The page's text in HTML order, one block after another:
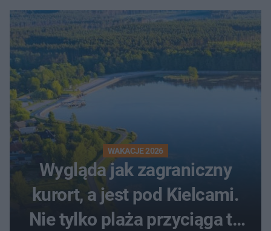
WAKACJE 2026
Wygląda jak zagraniczny
kurort, a jest pod Kielcami.
Nie tylko plaża przyciąga tu